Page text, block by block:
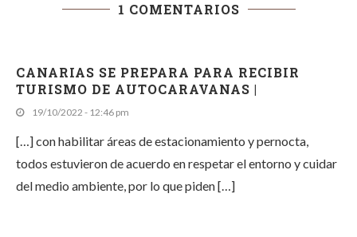
1 COMENTARIOS
CANARIAS SE PREPARA PARA RECIBIR
TURISMO DE AUTOCARAVANAS |
19/10/2022 - 12:46 pm
[…] con habilitar áreas de estacionamiento y pernocta,
todos estuvieron de acuerdo en respetar el entorno y cuidar
del medio ambiente, por lo que piden […]